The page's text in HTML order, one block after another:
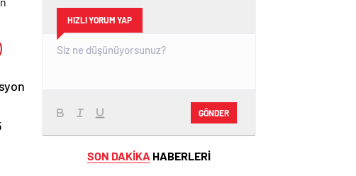
HIZLI YORUM YAP
GÖNDER